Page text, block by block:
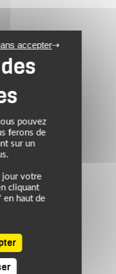
pouvez
ferons de
sur un
jour votre
cliquant
en haut de
accepter